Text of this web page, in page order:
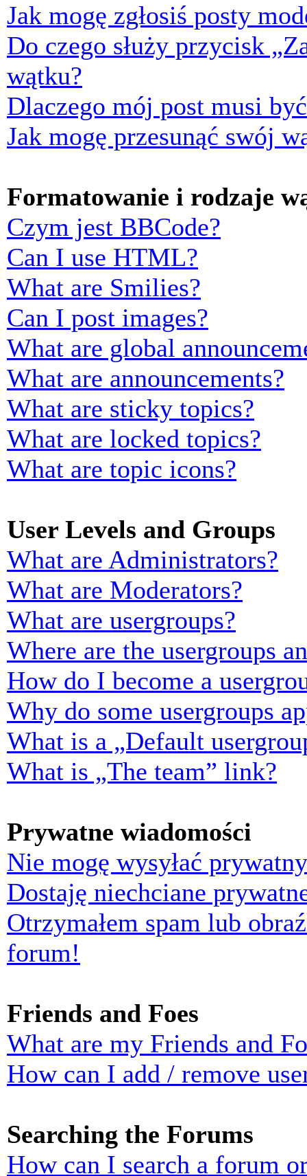
Jak mogę zgłosiś posty
Do czego służy przycisk
wątku?
Dlaczego mój post musi
Jak mogę przesunąć swój
Formatowanie i rodzaje
Czym jest BBCode?
Can I use HTML?
What are Smilies?
Can I post images?
What are global
What are announcements?
What are sticky topics?
What are locked topics?
What are topic icons?
User Levels and Groups
What are Administrators?
What are Moderators?
What are usergroups?
Where are the usergroups
How do I become a
Why do some usergroups
What is a „Default
What is „The team” link?
Prywatne wiadomości
Nie mogę wysyłać
Dostaję niechciane
Otrzymałem spam lub
forum!
Friends and Foes
What are my Friends and
How can I add / remove
Searching the Forums
How can I search a forum